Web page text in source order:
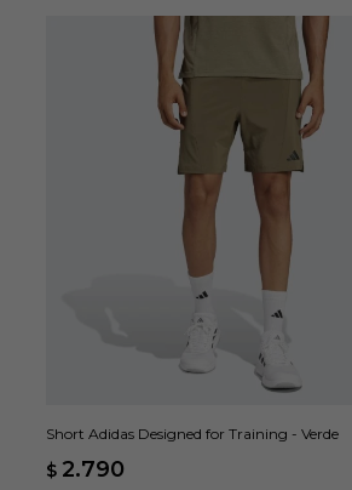
Short Adidas Designed for Training - Verde
$ 2.790